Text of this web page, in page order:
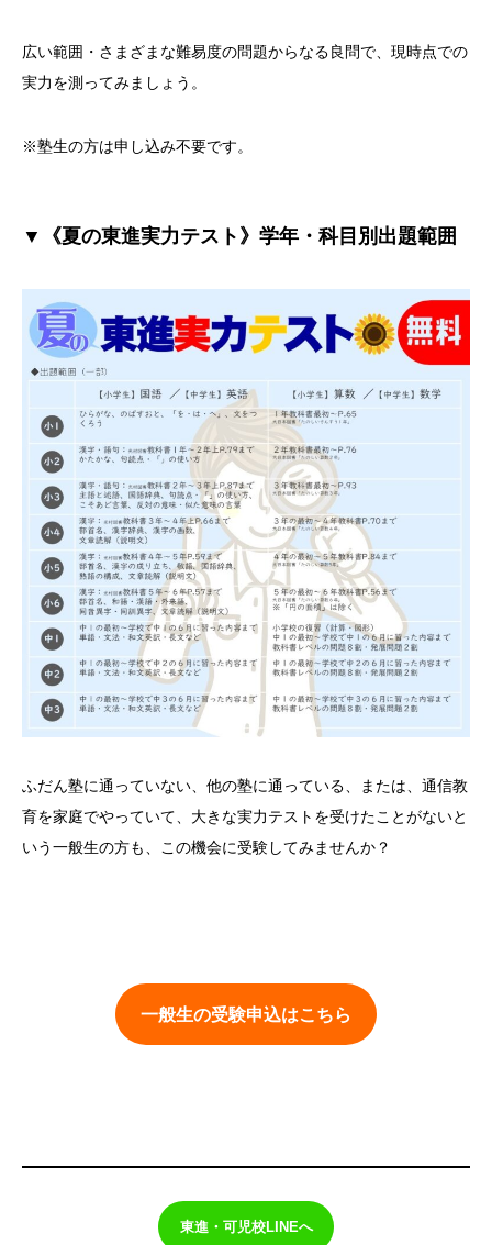
広い範囲・さまざまな難易度の問題からなる良問で、現時点での
実力を測ってみましょう。
※塾生の方は申し込み不要です。
▼《夏の東進実力テスト》学年・科目別出題範囲
ふだん塾に通っていない、他の塾に通っている、または、通信教
育を家庭でやっていて、大きな実力テストを受けたことがないと
いう一般生の方も、この機会に受験してみませんか？
一般生の受験申込はこちら
東進・可児校LINEへ